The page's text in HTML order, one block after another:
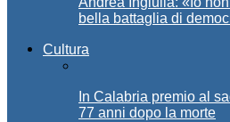
bella battaglia di
Cultura
In Calabria premio al
77 anni dopo la morte